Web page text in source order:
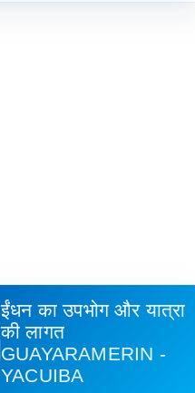
ईंधन का उपभोग और यात्रा
की लागत
GUAYARAMERIN -
YACUIBA